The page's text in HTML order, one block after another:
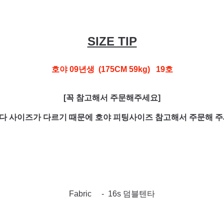
SIZE TIP
호야 09년생 (175CM 59kg) 19호
[꼭 참고해서 주문해주세요]
사이즈가 다르기 때문에 호야 피팅사이즈 참고해서 주문해
Fabric - 16s 덤블텐타